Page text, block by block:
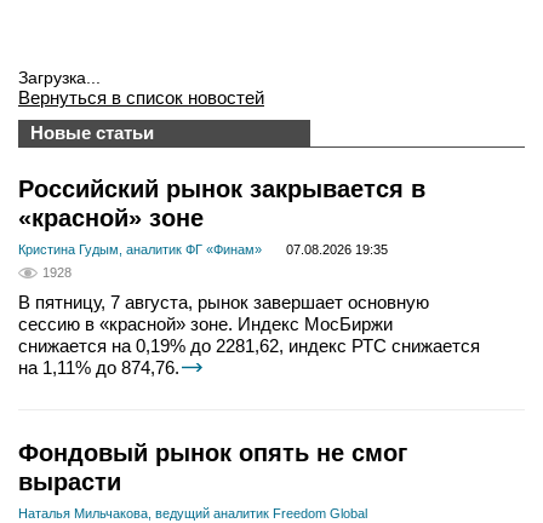
Загрузка...
Вернуться в список новостей
Новые статьи
Российский рынок закрывается в
«красной» зоне
Кристина Гудым, аналитик ФГ «Финам»
07.08.2026 19:35
1928
В пятницу, 7 августа, рынок завершает основную
сессию в «красной» зоне. Индекс МосБиржи
снижается на 0,19% до 2281,62, индекс РТС снижается
на 1,11% до 874,76.
Фондовый рынок опять не смог
вырасти
Наталья Мильчакова, ведущий аналитик Freedom Global